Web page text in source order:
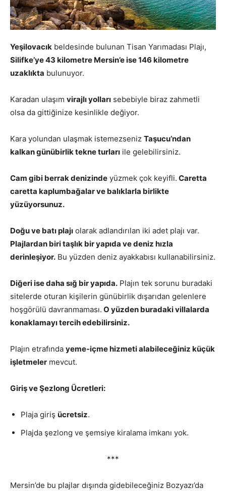
Yeşilovacık beldesinde bulunan Tisan Yarımadası Plajı,
Silifke’ye 43 kilometre Mersin’e ise 146 kilometre
uzaklıkta bulunuyor.
Karadan ulaşım virajlı yolları sebebiyle biraz zahmetli
olsa da gittiğinize kesinlikle değiyor.
Kara yolundan ulaşmak istemezseniz Taşucu’ndan
kalkan günübirlik tekne turları ile gelebilirsiniz.
Cam gibi berrak denizinde yüzmek çok keyifli. Caretta
caretta kaplumbağalar ve balıklarla birlikte
yüzüyorsunuz.
Doğu ve batı plajı olarak adlandırılan iki adet plajı var.
Plajlardan biri taşlık bir yapıda ve deniz hızla
derinleşiyor. Bu yüzden deniz ayakkabısı kullanabilirsiniz.
Diğeri ise daha sığ bir yapıda. Plajın tek sorunu buradaki
sitelerde oturan kişilerin günübirlik dışarıdan gelenlere
hoşgörülü davranmaması. O yüzden buradaki villalarda
konaklamayı tercih edebilirsiniz.
Plajın etrafında yeme-içme hizmeti alabileceğiniz küçük
işletmeler mevcut.
Giriş ve Şezlong Ücretleri:
Plaja giriş ücretsiz.
Plajda şezlong ve şemsiye kiralama imkanı yok.
***
Mersin’de bu plajlar dışında gidebileceğiniz Bozyazı’da